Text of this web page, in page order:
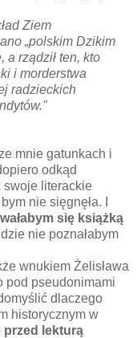
Ziem
„polskim Dzikim
a rządził ten, kto
i morderstwa
radzieckich
mnie gatunkach i
odkąd
swoje literackie
nie sięgnęła. I
się książką
nie poznałabym
wnukiem Żelisława
pod pseudonimami
dlaczego
historycznym w
przed lekturą